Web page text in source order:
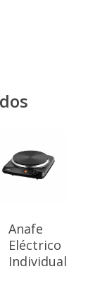
Anafe
Eléctrico
Individual